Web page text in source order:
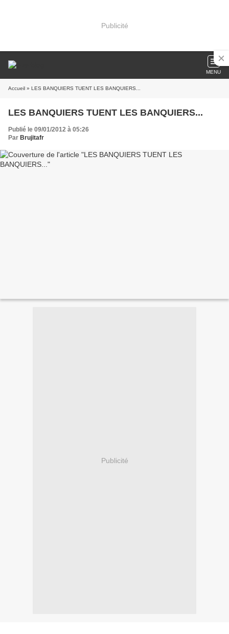
Publicité
MENU
Accueil » LES BANQUIERS TUENT LES BANQUIERS...
LES BANQUIERS TUENT LES BANQUIERS...
Publié le 09/01/2012 à 05:26
Par Brujitafr
Publicité